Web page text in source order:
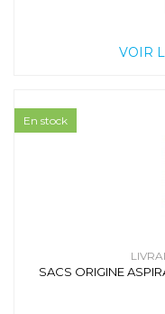
VOIR
SACS ORIGINE
En stock